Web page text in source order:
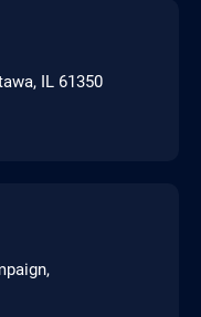
IL 61350